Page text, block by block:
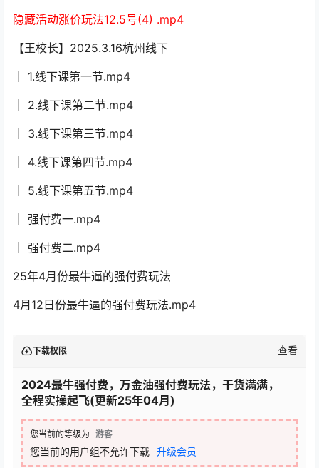
隐藏活动涨价玩法12.5号(4) .mp4
【王校长】2025.3.16杭州线下
│ 1.线下课第一节.mp4
│ 2.线下课第二节.mp4
│ 3.线下课第三节.mp4
│ 4.线下课第四节.mp4
│ 5.线下课第五节.mp4
│ 强付费一.mp4
│ 强付费二.mp4
25年4月份最牛逼的强付费玩法
4月12日份最牛逼的强付费玩法.mp4
下载权限 查看
2024最牛强付费，万金油强付费玩法，干货满满，
全程实操起飞(更新25年04月)
您当前的等级为 游客
您当前的用户组不允许下载 升级会员